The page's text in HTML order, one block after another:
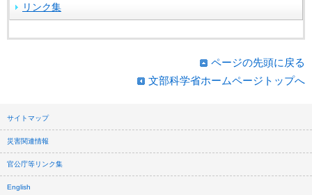
リンク集
ページの先頭に戻る
文部科学省ホームページトップへ
サイトマップ
災害関連情報
官公庁等リンク集
English